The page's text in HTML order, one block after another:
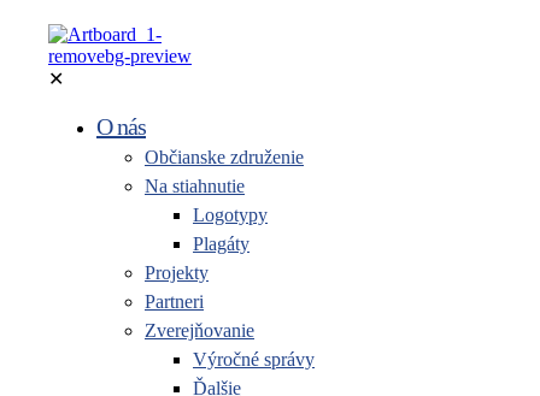
✕
O nás
Občianske združenie
Na stiahnutie
Logotypy
Plagáty
Projekty
Partneri
Zverejňovanie
Výročné správy
Ďalšie